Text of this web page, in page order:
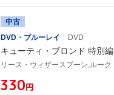
中古
DVD・ブルーレイ
DVD
キューティ・ブロンド 特別編
¥330円